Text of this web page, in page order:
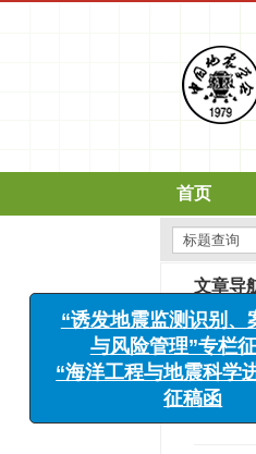
首页
文章导
引用本
Citation:
“诱发地震监
与风险管
“海洋工程与地
征